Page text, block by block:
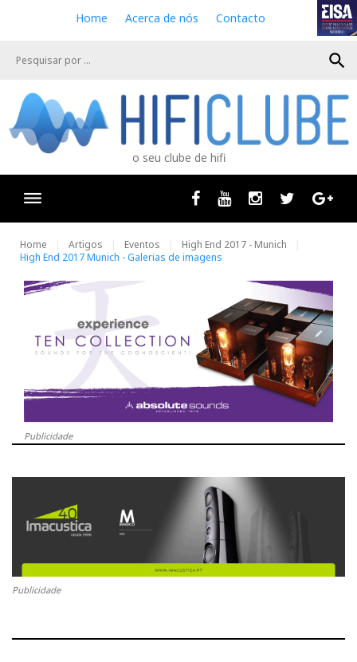
e
Home Acerca de nós Contacto
search
o seu clube de hifi
Facebook
Youtube InstagramTwitter
Home Artigos Eventos
High End 2017 - Munich
High End 2017 Munich - Galerias de imagens
Publicidade
Publicidade